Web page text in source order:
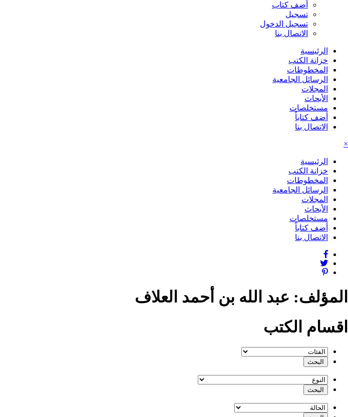
أضف كتاب
تسجيل
تسجيل الدخول
الاتصال بنا
الرئيسية
خزانة الكتب
المخطوطات
الرسائل الجامعية
المجلات
الأبحاث
مستخلصات
أضف كتاباً
الاتصال بنا
×
الرئيسية
خزانة الكتب
المخطوطات
الرسائل الجامعية
المجلات
الأبحاث
مستخلصات
أضف كتاباً
الاتصال بنا
المؤلف: عبد الله بن أحمد العلاف
اقسام الكتب